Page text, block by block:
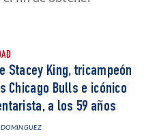
Stacey King, tricampeón
Chicago Bulls e icónico
a los 59 años
DOMINGUEZ